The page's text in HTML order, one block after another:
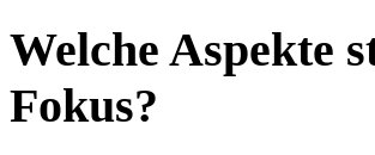
Welche Aspekte
Fokus?